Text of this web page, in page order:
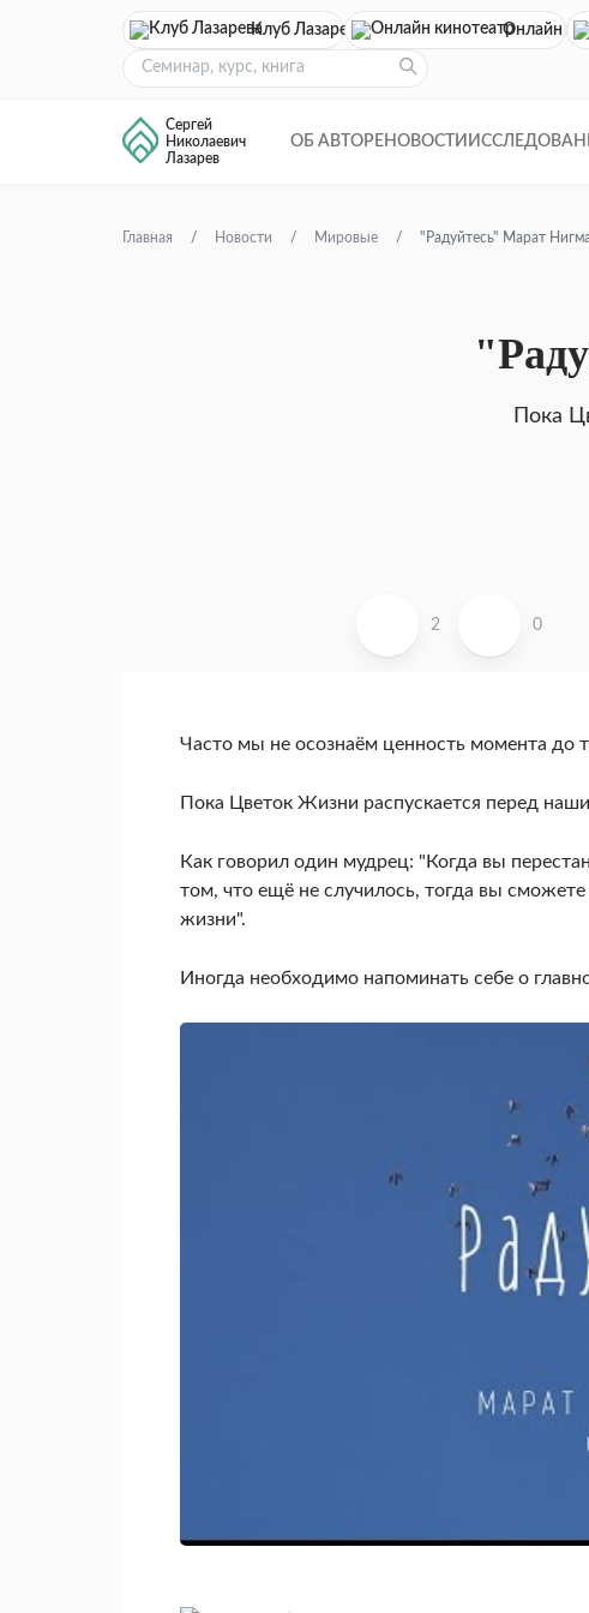
Клуб Лазарева Онлайн
Сергей
Николаевич
Лазарев
ОБ АВТОРЕ НОВОСТИ
Главная Новости Мировые "Радуйтесь" Марат
Пока
2 0
Часто мы не осознаём ценность момента до
Пока Цветок Жизни распускается перед
Как говорил один мудрец: "Когда вы
том, что ещё не случилось, тогда вы
жизни".
Иногда необходимо напоминать себе о